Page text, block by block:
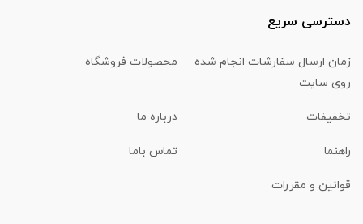
دسترسی سریع
زمان ارسال سفارشات انجام شده
روی سایت
محصولات فروشگاه
تخفیفات درباره ما
راهنما تماس باما
قوانین و مقررات